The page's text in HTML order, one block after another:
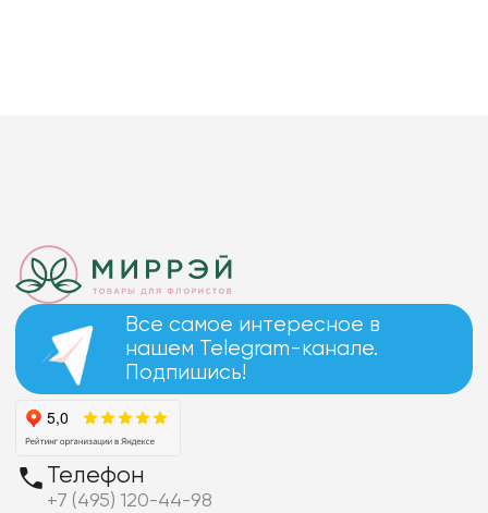
Все самое интересное в
нашем Telegram-канале.
Подпишись!
Телефон
+7 (495) 120-44-98